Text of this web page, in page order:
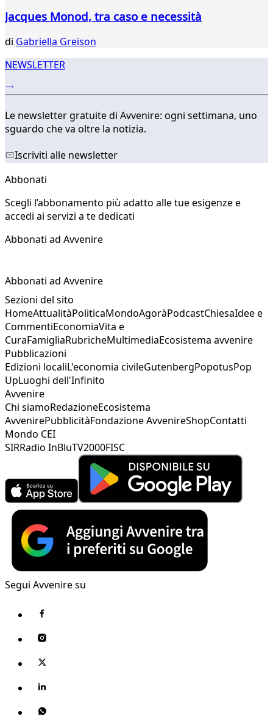
Jacques Monod, tra caso e necessità
di Gabriella Greison
NEWSLETTER
Le newsletter gratuite di Avvenire: ogni settimana, uno
sguardo che va oltre la notizia.
Iscriviti alle newsletter
Abbonati
Scegli l’abbonamento più adatto alle tue esigenze e
accedi ai servizi a te dedicati
Abbonati ad Avvenire
Abbonati ad Avvenire
Sezioni del sito
HomeAttualitàPoliticaMondoAgoràPodcastChiesaIdee e
CommentiEconomiaVita e
CuraFamigliaRubricheMultimediaEcosistema avvenire
Pubblicazioni
Edizioni localiL'economia civileGutenbergPopotusPop
UpLuoghi dell'Infinito
Avvenire
Chi siamoRedazioneEcosistema
AvvenirePubblicitàFondazione AvvenireShopContatti
Mondo CEI
SIRRadio InBluTV2000FISC
Segui Avvenire su